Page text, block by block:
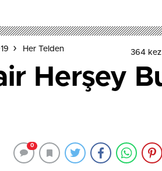
Her Telden 364
Herşey
0